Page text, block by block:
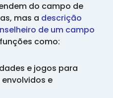
do campo de
mas a descrição
de um campo
como:
e jogos para
e